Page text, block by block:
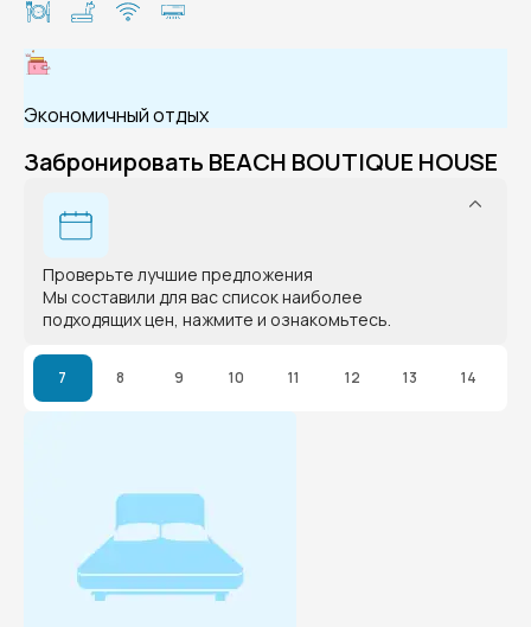
Экономичный отдых
Забронировать BEACH BOUTIQUE HOUSE
Проверьте лучшие предложения
Мы составили для вас список наиболее
подходящих цен, нажмите и ознакомьтесь.
7 8 9 10 11 12 13 14